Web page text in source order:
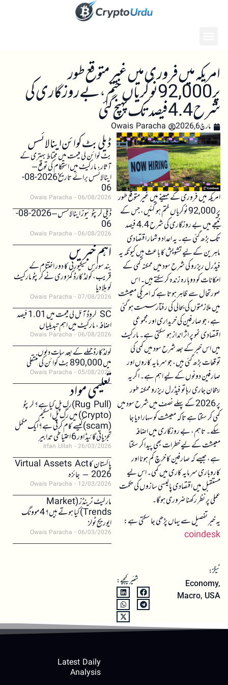
امریکہ میں فروری میں غیر متوقع طور
پر 92,000 نوکریاں ختم، بے روزگاری کی
شرح 4.4 فیصد تک پہنچ گئی
مارچ 6, 2026 Owais Paracha
امریکہ میں فروری کے مہینے میں غیر متوقع طور
پر 92,000 نوکریاں ختم ہو گئیں، جس کے
نتیجے میں بے روزگاری کی شرح 4.4 فیصد
تک بڑھ گئی ہے۔ یہ اعداد و شمار اقتصادی
ماہرین کے لیے تشویش کا باعث ہیں کیونکہ یہ
فیڈرل ریزرو کی شرح سود میں ممکنہ کمی کے
امکانات کو دوبارہ زندہ کر سکتے ہیں۔ اس
صورتحال سے ظاہر ہوتا ہے کہ امریکی معیشت
میں ملازمتوں کی بحالی کی رفتار سست ہو گئی
ہے، جو صارفین کی خریداری اور مجموعی
اقتصادی نمو پر اثر انداز ہو سکتی ہے۔ مارکیٹ
میں اس خبر کے بعد شرح سود میں کمی کی
توقعات بڑھ گئی ہیں، جو سرمایہ کاروں اور
صارفین دونوں کے لیے اہم ہے۔ اگر یہ
رجحان جاری رہا تو فیڈرل ریزرو ممکنہ طور
پر 2026 کے پہلے نصف میں شرح سود میں
کمی کر سکتا ہے تاکہ معیشت کو سہارا دیا جا
سکے۔ تاہم، بے روزگاری میں اضافہ
معیشت کے لیے خطرات بھی پیدا کر سکتا
ہے، جیسے کہ صارفین کا خرچ کم ہونا اور
کاروباری سرمایہ کاری میں کمی۔ اس لیے
مستقبل میں اقتصادی پالیسی سازوں کی حکمت
عملی پر نظر رکھنا ضروری ہو گا۔
یہ خبر تفصیل سے یہاں پڑھی جا سکتی ہے:
coindesk
ٹیگز:
Economy,
Macro, USA
شئیر کیجیے:
ڈیلی بٹ کوائن اینالائسس
بٹ کوائن کی قیمت میں محتاط بہتری کے
آثار، مارکیٹ میں استحکام کی توقع –
اینالائسس برائے تاریخ 2026-08-
06
Owais Paracha 06/08/2026
ڈیلی کرپٹو نیوز اینالائسس – 2026-08-
06
Owais Paracha 06/08/2026
اہم خبریں
بند سورس سیکیورٹی کا دور اختتام کے
قریب، کولڈ کارڈ کمزوری نے کرپٹو مارکیٹ
کو ہلا دیا
Owais Paracha 07/08/2026
SC کروڈ آئل کی قیمت میں 1.01 فیصد
اضافہ، مارکیٹ میں اہم تبدیلیاں
Owais Paracha 06/08/2026
کولڈکارڈ حملے کے بعد سات دنوں
میں 890,000 بٹ کوائن کی منتقلی
Owais Paracha 05/08/2026
تعلیمی مواد(Rug Pull)رگ پل کیا ہے؟ کرپٹو
(Crypto) میں رگ پل اسکیم
(scam)کیسے کام کرتی ہے؟ ایک مکمل
تجزیاتی گائیڈ اور 6 احتیاطی تدابیر
Irfan Ullah 26/03/2026
پاکستان کا Virtual Assets Act
2026 – جائزہ
Owais Paracha 12/03/2026
مارکیٹ ٹرینڈز (Market
Trends) کیا ہوتے ہیں؟ 4 موونگ
ایوریج ٹولز
Owais Paracha 06/03/2026
Latest Daily
Analysis